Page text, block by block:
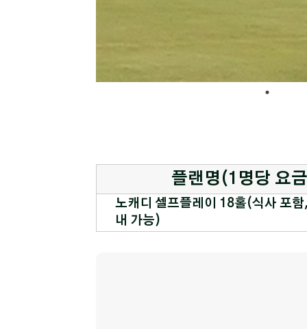
플랜명(1명당 요
노캐디 셀프플레이 18홀(식사 포
내 가능)